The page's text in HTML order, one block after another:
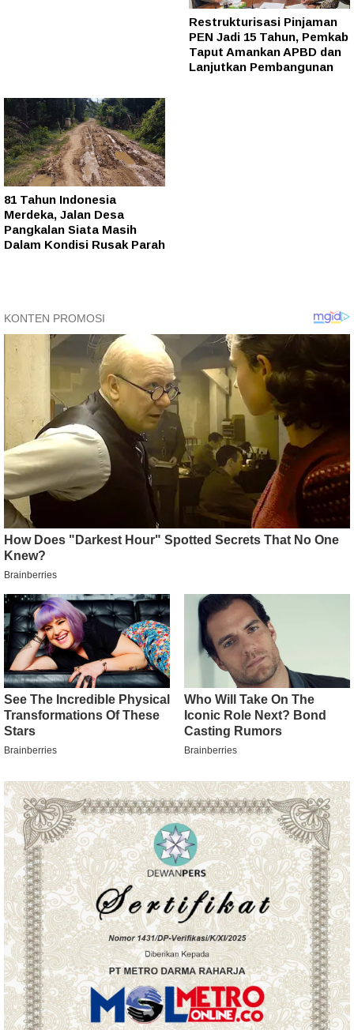
Restrukturisasi Pinjaman
PEN Jadi 15 Tahun, Pemkab
Taput Amankan APBD dan
Lanjutkan Pembangunan
81 Tahun Indonesia
Merdeka, Jalan Desa
Pangkalan Siata Masih
Dalam Kondisi Rusak Parah